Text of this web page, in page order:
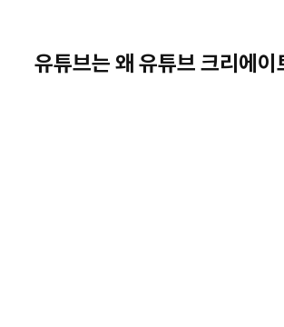
유튜브는 왜 유튜브 크리에